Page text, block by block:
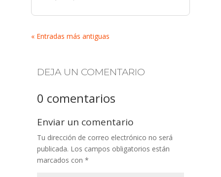
« Entradas más antiguas
DEJA UN COMENTARIO
0 comentarios
Enviar un comentario
Tu dirección de correo electrónico no será
publicada. Los campos obligatorios están
marcados con *